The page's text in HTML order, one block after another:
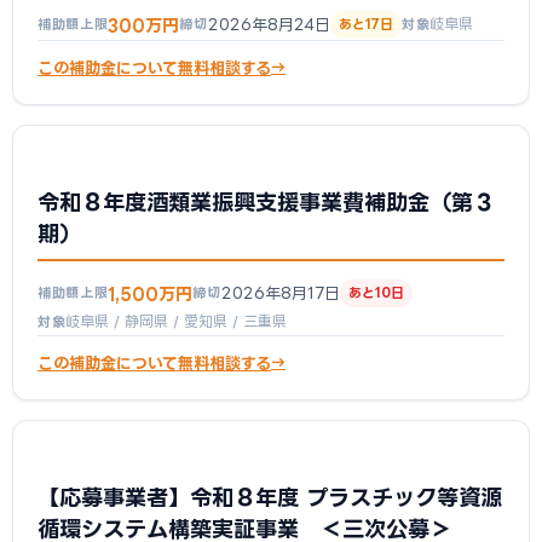
補助額上限300万円締切 2026年8月24日 あと17日 対象岐阜県
この補助金について無料相談する
令和８年度酒類業振興支援事業費補助金（第３
期）
補助額上限1,500万円締切 2026年8月17日
あと10日
対象岐阜県 / 静岡県 / 愛知県 / 三重県
この補助金について無料相談する
【応募事業者】令和８年度 プラスチック等資源
循環システム構築実証事業 ＜三次公募＞